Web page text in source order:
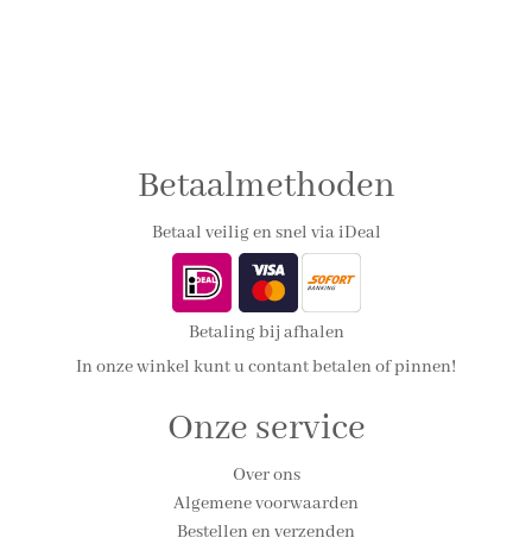
Betaalmethoden
Betaal veilig en snel via iDeal
Betaling bij afhalen
In onze winkel kunt u contant betalen of pinnen!
Onze service
Over ons
Algemene voorwaarden
Bestellen en verzenden